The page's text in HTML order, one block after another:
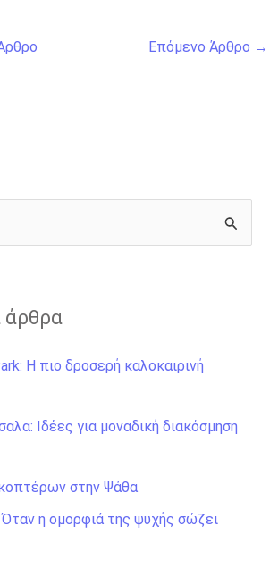
k
h
a
Επόμενο Άρθρο →
Η πιο δροσερή καλοκαιρινή
Ιδέες για μοναδική διακόσμηση
στην Ψάθα
Όταν η ομορφιά της ψυχής σώζει